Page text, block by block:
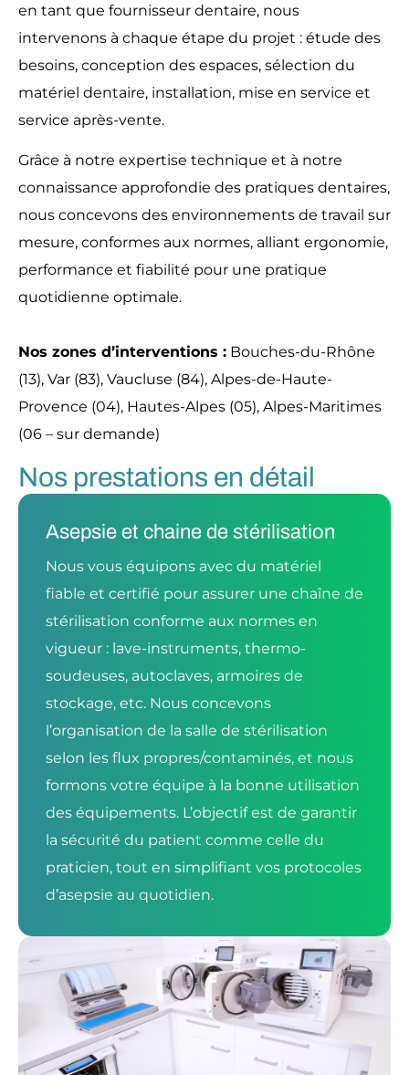
en tant que fournisseur dentaire, nous
intervenons à chaque étape du projet : étude des
besoins, conception des espaces, sélection du
matériel dentaire, installation, mise en service et
service après-vente.
Grâce à notre expertise technique et à notre
connaissance approfondie des pratiques dentaires,
nous concevons des environnements de travail sur
mesure, conformes aux normes, alliant ergonomie,
performance et fiabilité pour une pratique
quotidienne optimale.
Nos zones d’interventions : Bouches-du-Rhône
(13), Var (83), Vaucluse (84), Alpes-de-Haute-
Provence (04), Hautes-Alpes (05), Alpes-Maritimes
(06 – sur demande)
Nos prestations en détail
Asepsie et chaine de stérilisation
Nous vous équipons avec du matériel
fiable et certifié pour assurer une chaîne de
stérilisation conforme aux normes en
vigueur : lave-instruments, thermo-
soudeuses, autoclaves, armoires de
stockage, etc. Nous concevons
l’organisation de la salle de stérilisation
selon les flux propres/contaminés, et nous
formons votre équipe à la bonne utilisation
des équipements. L’objectif est de garantir
la sécurité du patient comme celle du
praticien, tout en simplifiant vos protocoles
d’asepsie au quotidien.